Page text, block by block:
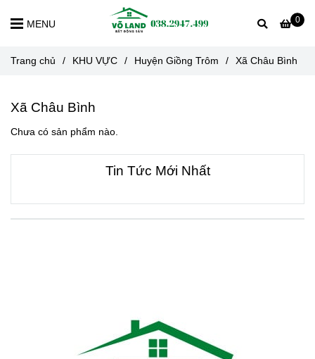
0
MENU
Trang chủ / KHU VỰC / Huyện Giồng Trôm / Xã Châu Bình
Xã Châu Bình
Chưa có sản phẩm nào.
Tin Tức Mới Nhất